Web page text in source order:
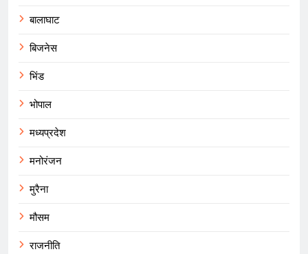
बालाघाट
बिजनेस
भिंड
भोपाल
मध्यप्रदेश
मनोरंजन
मुरैना
मौसम
राजनीति